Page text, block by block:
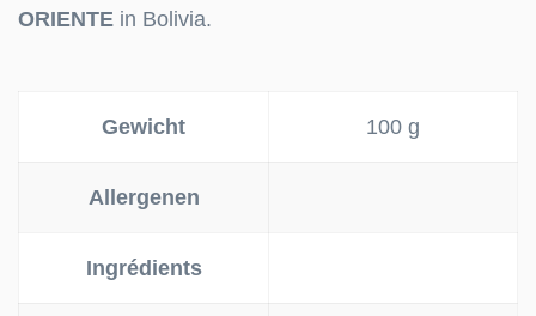
ORIENTE in Bolivia.
Gewicht 100 g
Allergenen
Ingrédients